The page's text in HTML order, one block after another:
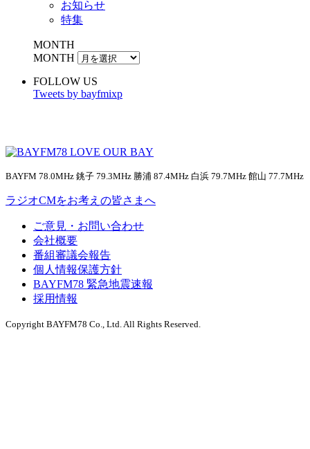
お知らせ
特集
MONTH
MONTH
FOLLOW US
Tweets by bayfmixp
BAYFM 78.0MHz 銚子 79.3MHz 勝浦 87.4MHz 白浜 79.7MHz 館山 77.7MHz
ラジオCMをお考えの皆さまへ
ご意見・お問い合わせ
会社概要
番組審議会報告
個人情報保護方針
BAYFM78 緊急地震速報
採用情報
Copyright BAYFM78 Co., Ltd. All Rights Reserved.